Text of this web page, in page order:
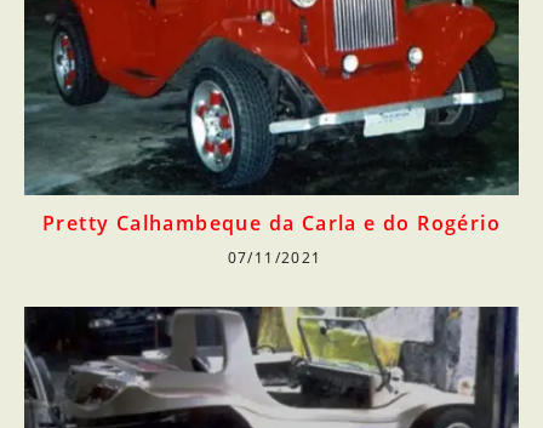
Pretty Calhambeque da Carla e do Rogério
07/11/2021